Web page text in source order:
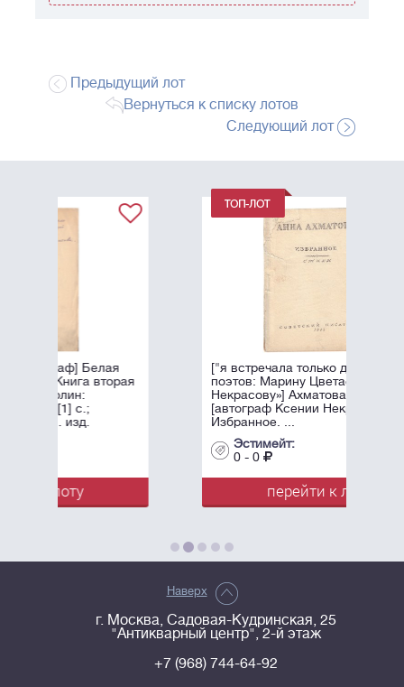
Предыдущий лот
Вернуться к списку лотов
Следующий лот
["я встречала только двух женщин-
поэтов: Марину Цветаеву и Ксению
Некрасову»] Ахматова, А.А.
[автограф Ксении Некрасовой]
Наверх
г. Москва, Садовая-Кудринская, 25
"Антикварный центр", 2-й этаж
+7 (968) 744-64-92